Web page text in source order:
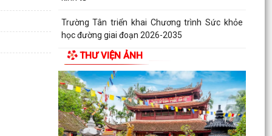
Trường Tân triển khai Chương trình Sức khỏe
học đường giai đoạn 2026-2035
THỦ ĐOẠN LỪA ĐẢO GIẢ DANH CÁN BỘ, NHÂN
VIÊN CƠ QUAN BẢO HIỂM XÃ HỘI (BHXH)
Xã Trường Tân tăng cường phân loại chất thải
rắn sinh hoạt tại nguồn, thúc đẩy chuyển đổi
xanh
THƯ VIỆN ẢNH